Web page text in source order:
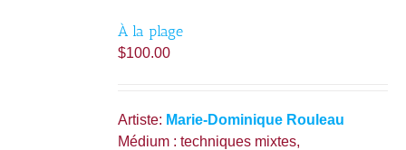
À la plage
$100.00
Artiste: Marie-Dominique Rouleau
Médium : techniques mixtes,